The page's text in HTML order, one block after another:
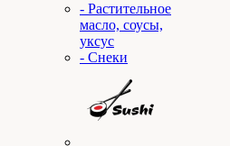
- Растительное
масло, соусы,
уксус
- Снеки